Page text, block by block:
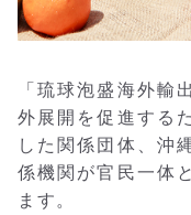
「琉球泡盛海外輸
外展開を促進する
した関係団体、沖
係機関が官民一体
ます。